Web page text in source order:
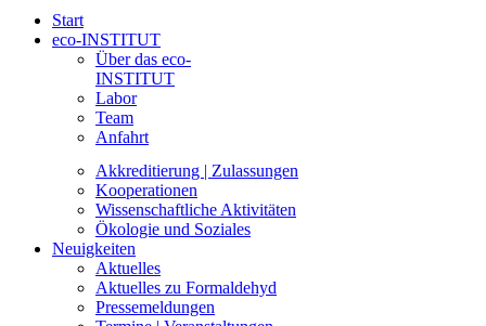
Start
eco-INSTITUT
Über das eco-
INSTITUT
Labor
Team
Anfahrt
Akkreditierung | Zulassungen
Kooperationen
Wissenschaftliche Aktivitäten
Ökologie und Soziales
Neuigkeiten
Aktuelles
Aktuelles zu Formaldehyd
Pressemeldungen